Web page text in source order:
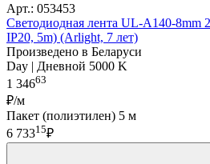
Арт.: 053453
Светодиодная лента UL-A140-8mm
IP20, 5m) (Arlight, 7 лет)
Произведено в Беларуси
Day | Дневной 5000 K
1 34663
₽/м
Пакет (полиэтилен) 5 м
6 73315₽